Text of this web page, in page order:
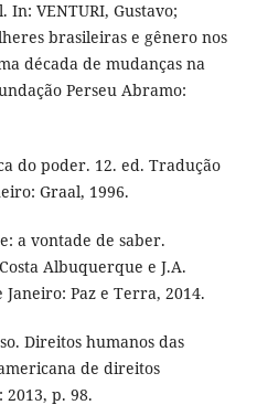
VENTURI, Gustavo;
brasileiras e gênero nos
década de mudanças na
Perseu Abramo:
do poder. 12. ed. Tradução
Graal, 1996.
a vontade de saber.
Albuquerque e J.A.
Paz e Terra, 2014.
Direitos humanos das
de direitos
2013, p. 98.